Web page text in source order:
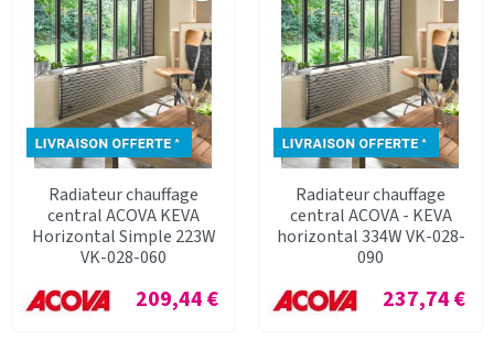
Radiateur chauffage
central ACOVA KEVA
Horizontal Simple 223W
VK-028-060
Prix
209,44 €
Radiateur chauffage
central ACOVA - KEVA
horizontal 334W VK-028-
090
Prix
237,74 €